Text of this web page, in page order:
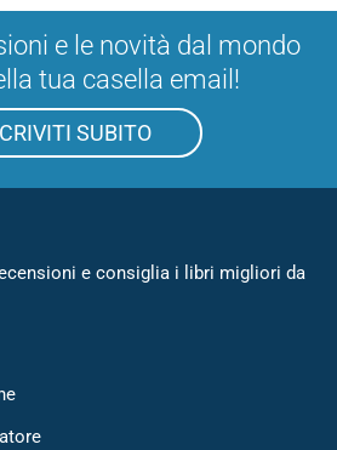
e le novità dal mondo
tua casella email!
SUBITO
e consiglia i libri migliori da